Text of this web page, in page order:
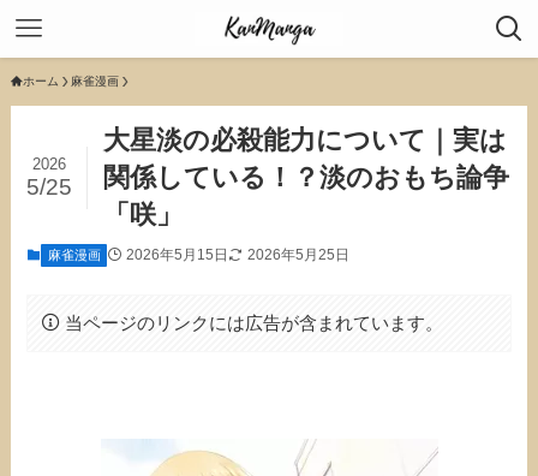
ホーム 麻雀漫画
大星淡の必殺能力について｜実は
関係している！？淡のおもち論争
「咲」
2026
5/25
麻雀漫画 2026年5月15日 2026年5月25日
当ページのリンクには広告が含まれています。